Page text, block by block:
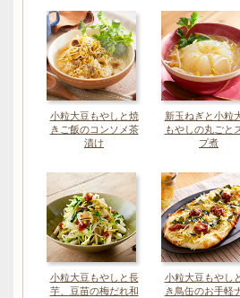
小粒大豆もやしと焼
きご飯のコンソメ茶
漬け
新玉ねぎと小粒
もやしの丸ごと
プ煮
小粒大豆もやしと長
芋、豆苗の梅だれ和
小粒大豆もやし
き鳥缶のお手軽